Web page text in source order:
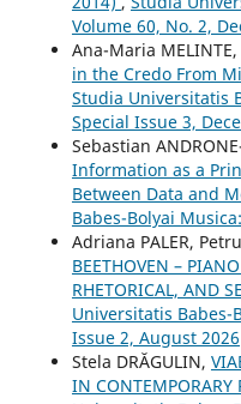
Volume 60, No. 2,
Ana-Maria MELINTE,
in the Credo From
Studia Universitatis
Special Issue 3,
Sebastian
Information as a
Between Data and
Babes-Bolyai
Adriana PALER,
BEETHOVEN –
RHETORICAL, AND
Universitatis Babes-
Issue 2, August 2026
Stela DRĂGULIN,
IN CONTEMPORARY